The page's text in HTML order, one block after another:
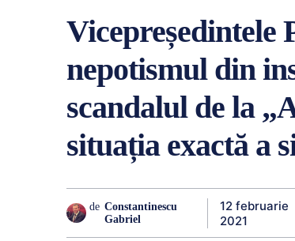
Vicepreședintele
nepotismul din
scandalul de la
situația exactă a
de Constantinescu
Gabriel
12 februarie
2021